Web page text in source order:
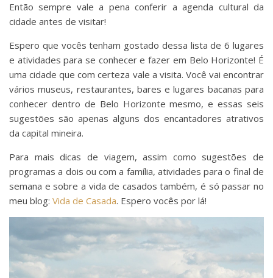
Então sempre vale a pena conferir a agenda cultural da
cidade antes de visitar!
Espero que vocês tenham gostado dessa lista de 6 lugares
e atividades para se conhecer e fazer em Belo Horizonte! É
uma cidade que com certeza vale a visita. Você vai encontrar
vários museus, restaurantes, bares e lugares bacanas para
conhecer dentro de Belo Horizonte mesmo, e essas seis
sugestões são apenas alguns dos encantadores atrativos
da capital mineira.
Para mais dicas de viagem, assim como sugestões de
programas a dois ou com a família, atividades para o final de
semana e sobre a vida de casados também, é só passar no
meu blog: Vida de Casada. Espero vocês por lá!